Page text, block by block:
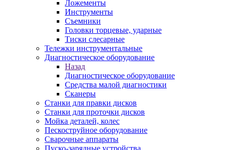
Ложементы
Инструменты
Съемники
Головки торцевые, ударные
Тиски слесарные
Тележки инструментальные
Диагностическое оборудование
Назад
Диагностическое оборудование
Средства малой диагностики
Сканеры
Станки для правки дисков
Станки для проточки дисков
Мойка деталей, колес
Пескоструйное оборудование
Сварочные аппараты
Пуско-зарядные устройства